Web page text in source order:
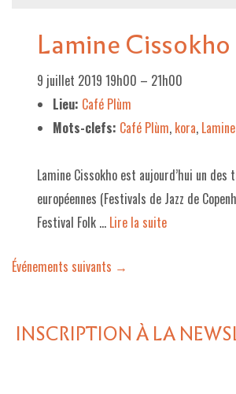
Lamine Cissokho
9 juillet 2019 19h00 – 21h00
Lieu: Café Plùm
Mots-clefs: Café Plùm, kora,
Lamine Cissokho est aujourd’hui un
européennes (Festivals de Jazz de
Festival Folk … Lire la suite­­
Événements suivants →
INSCRIPTION À LA